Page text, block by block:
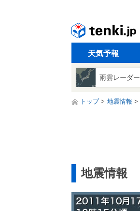
天気予報
雨雲レーダー
トップ 地震情報
地震情報